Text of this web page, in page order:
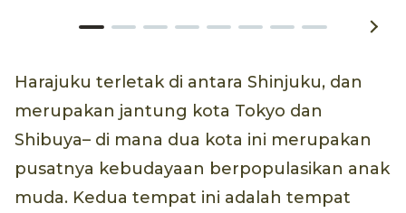
Harajuku terletak di antara Shinjuku, dan
merupakan jantung kota Tokyo dan
Shibuya– di mana dua kota ini merupakan
pusatnya kebudayaan berpopulasikan anak
muda. Kedua tempat ini adalah tempat